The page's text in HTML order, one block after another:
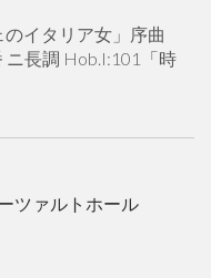
イタリア女」序曲
長調 Hob.I:101「時
ツァルトホール